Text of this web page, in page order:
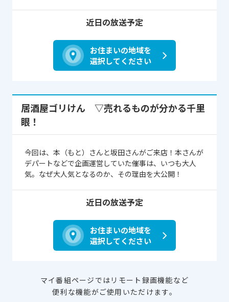
近日の放送予定
お住まいの地域を
選択してください
居酒屋ゴリけん ▽売れるものが分かる千里
眼！
今回は、本（もと）さんと坂田さんがご来店！本さんが
デパートなどで企画運営していた催事は、いつも大人
気。なぜ大人気となるのか、その理由を大公開！
近日の放送予定
お住まいの地域を
選択してください
マイ番組ページではリモート録画機能など
便利な機能がご使用いただけます。